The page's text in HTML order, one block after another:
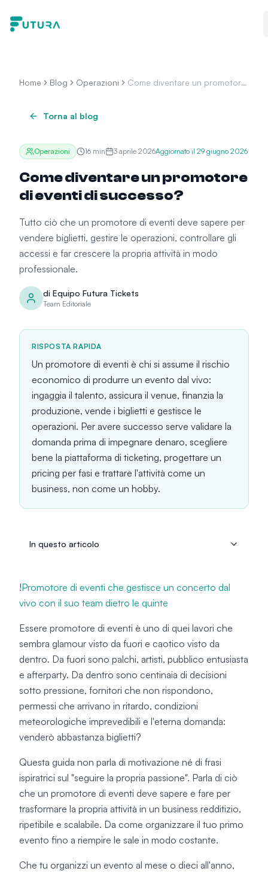
Home Blog Operazioni
Come diventare un promotore
Torna al blog
Operazioni 16 min 3 aprile 2026Aggiornato il 29 giugno 2026
Come diventare un promotore
di eventi di successo?
Tutto ciò che un promotore di eventi deve sapere per
vendere biglietti, gestire le operazioni, controllare gli
accessi e far crescere la propria attività in modo
professionale.
di Equipo Futura Tickets
Team Editoriale
RISPOSTA RAPIDA
Un promotore di eventi è chi si assume il rischio
economico di produrre un evento dal vivo:
ingaggia il talento, assicura il venue, finanzia la
produzione, vende i biglietti e gestisce le
operazioni. Per avere successo serve validare la
domanda prima di impegnare denaro, scegliere
bene la piattaforma di ticketing, progettare un
pricing per fasi e trattare l'attività come un
business, non come un hobby.
In questo articolo
!Promotore di eventi che gestisce un concerto dal
vivo con il suo team dietro le quinte
Essere promotore di eventi è uno di quei lavori che
sembra glamour visto da fuori e caotico visto da
dentro. Da fuori sono palchi, artisti, pubblico entusiasta
e afterparty. Da dentro sono centinaia di decisioni
sotto pressione, fornitori che non rispondono,
permessi che arrivano in ritardo, condizioni
meteorologiche imprevedibili e l'eterna domanda:
venderò abbastanza biglietti?
Questa guida non parla di motivazione né di frasi
ispiratrici sul "seguire la propria passione". Parla di ciò
che un promotore di eventi deve sapere e fare per
trasformare la propria attività in un business redditizio,
ripetibile e scalabile. Da come organizzare il tuo primo
evento fino a riempire le sale in modo costante.
Che tu organizzi un evento al mese o dieci all'anno,